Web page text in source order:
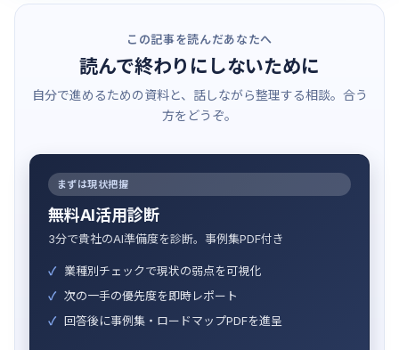
この記事を読んだあなたへ
読んで終わりにしないために
自分で進めるための資料と、話しながら整理する相談。合う
方をどうぞ。
まずは現状把握
無料AI活用診断
3分で貴社のAI準備度を診断。事例集PDF付き
業種別チェックで現状の弱点を可視化
次の一手の優先度を即時レポート
回答後に事例集・ロードマップPDFを進呈